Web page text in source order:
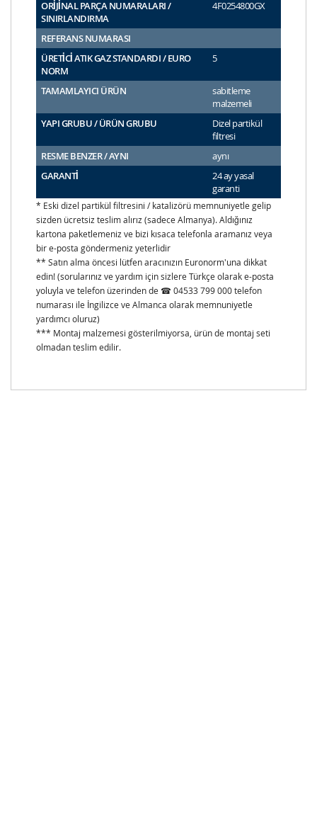
ORİJİNAL PARÇA NUMARALARI /
SINIRLANDIRMA
4F0254800GX
REFERANS NUMARASI
ÜRETİCİ ATIK GAZ STANDARDI / EURO
NORM
5
TAMAMLAYICI ÜRÜN
sabitleme
malzemeli
YAPI GRUBU / ÜRÜN GRUBU
Dizel partikül
filtresi
RESME BENZER / AYNI
aynı
GARANTİ
24 ay yasal
garanti
* Eski dizel partikül filtresini / katalizörü memnuniyetle gelip
sizden ücretsiz teslim alırız (sadece Almanya). Aldığınız
kartona paketlemeniz ve bizi kısaca telefonla aramanız veya
bir e-posta göndermeniz yeterlidir
** Satın alma öncesi lütfen aracınızın Euronorm'una dikkat
edin! (sorularınız ve yardım için sizlere Türkçe olarak e-posta
yoluyla ve telefon üzerinden de ☎ 04533 799 000 telefon
numarası ile İngilizce ve Almanca olarak memnuniyetle
yardımcı oluruz)
*** Montaj malzemesi gösterilmiyorsa, ürün de montaj seti
olmadan teslim edilir.